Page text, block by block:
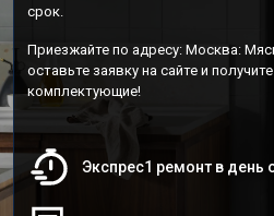
срок.
Приезжайте по адресу: Москва:
оставьте заявку на сайте и
комплектующие!
Экспрес1 ремонт в день